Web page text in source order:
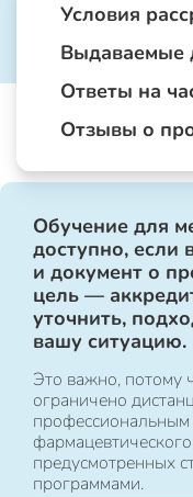
Условия
Выдаваемые
Ответы на
Отзывы о
Обучение для
доступно, если
и документ о
цель —
уточнить,
вашу ситуацию.
Это важно, потому
ограничено
предусмотренных
программами.